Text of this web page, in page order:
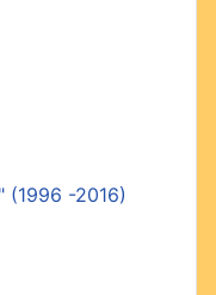
(1996 -2016)